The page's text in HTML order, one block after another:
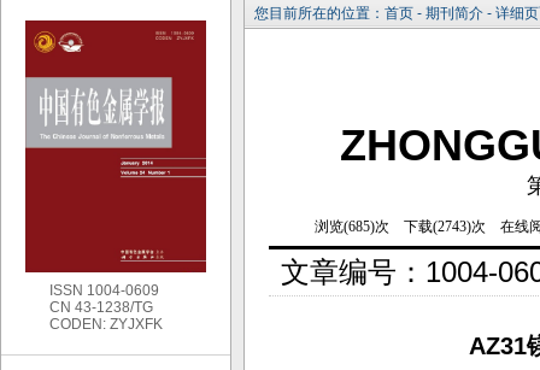
您目前所在的位置：首页 - 期刊简介 - 详细
文章编号： 1004-
AZ31
ISSN 1004-0609
CN 43-1238/TG
CODEN: ZYJXFK